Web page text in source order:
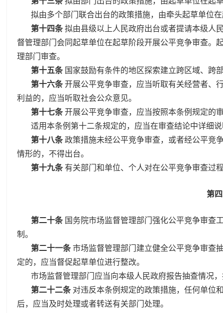
拟由多个部门联合出台的政策措施，由牵头起草单位
第十四条 拟由县级以上人民政府出台或者提请本级人
督管理部门会同起草单位在起草阶段开展公平竞争审查。
理部门审查。
第十五条 国家鼓励有条件的地区探索建立跨区域、跨
第十六条 开展公平竞争审查，应当听取有关经营者、
利益的，应当听取社会公众意见。
第十七条 开展公平竞争审查，应当按照本条例规定的
适用本条例第十二条规定的，应当在审查结论中详细
第十八条 政策措施未经公平竞争审查，或者经公平竞
情形的，不得出台。
第十九条 有关部门和单位、个人对在公平竞争审查过
第
第二十条 国务院市场监督管理部门强化公平竞争审查
制。
第二十一条 市场监督管理部门建立健全公平竞争审查
定的，应当督促起草单位进行整改。
市场监督管理部门应当向本级人民政府报告抽查情况
第二十二条 对违反本条例规定的政策措施，任何单位
后，应当及时处理或者转送有关部门处理。